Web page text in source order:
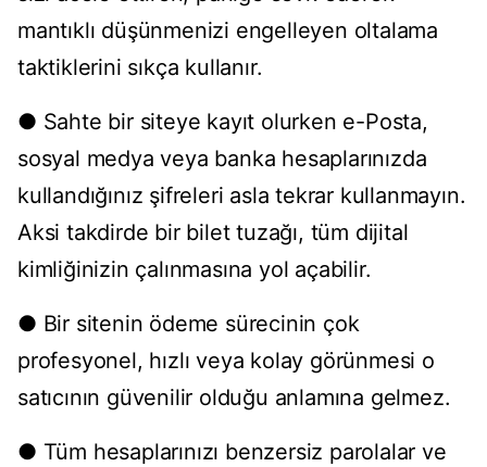
mantıklı düşünmenizi engelleyen oltalama
taktiklerini sıkça kullanır.
● Sahte bir siteye kayıt olurken e-Posta,
sosyal medya veya banka hesaplarınızda
kullandığınız şifreleri asla tekrar kullanmayın.
Aksi takdirde bir bilet tuzağı, tüm dijital
kimliğinizin çalınmasına yol açabilir.
● Bir sitenin ödeme sürecinin çok
profesyonel, hızlı veya kolay görünmesi o
satıcının güvenilir olduğu anlamına gelmez.
● Tüm hesaplarınızı benzersiz parolalar ve